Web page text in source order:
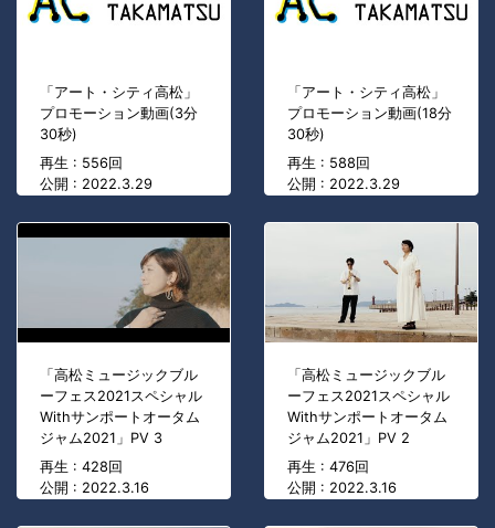
「アート・シティ高松」
プロモーション動画(3分
30秒)
再生 : 556回
公開 : 2022.3.29
「アート・シティ高松」
プロモーション動画(18分
30秒)
再生 : 588回
公開 : 2022.3.29
「高松ミュージックブル
ーフェス2021スペシャル
Withサンポートオータム
ジャム2021」PV 3
再生 : 428回
公開 : 2022.3.16
「高松ミュージックブル
ーフェス2021スペシャル
Withサンポートオータム
ジャム2021」PV 2
再生 : 476回
公開 : 2022.3.16